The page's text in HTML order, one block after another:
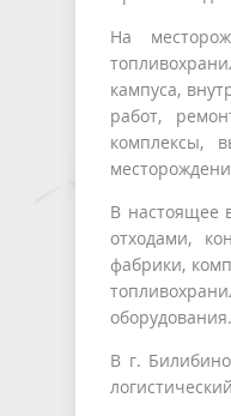
На
кампуса,
работ,
комплексы,
В настоящее
отходами,
фабрики,
оборудования.
В г.